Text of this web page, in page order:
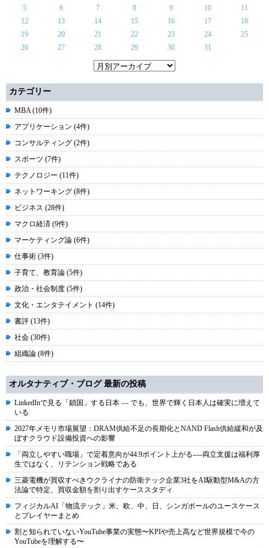
5
6 7 8 9 10
11
12
13 14 15 16 17
18
19
20 21 22 23 24
25
26
27 28 29 30 31
カテゴリー
MBA (10件)
アプリケーション (4件)
コンサルティング (2件)
スポーツ (7件)
テクノロジー (11件)
ネットワーキング (8件)
ビジネス (28件)
マクロ経済 (9件)
マーケティング論 (6件)
仕事術 (3件)
子育て、教育論 (5件)
政治・社会制度 (5件)
文化・エンタテイメント (14件)
書評 (13件)
社会 (30件)
組織論 (8件)
オルタナティブ・ブログ 最新の投稿
LinkedInで見る「鎖国」する日本 ― でも、世界で輝く日本人は確実に増えて
いる
2027年メモリ市場展望：DRAM供給不足の長期化とNAND Flash供給緩和が及
ぼすクラウド設備投資への影響
「両立しやすい職場」で定着意向が44.9ポイント上がる----両立支援は福利厚
生ではなく、リテンション戦略である
三菱電機が買収すべきウクライナの防衛テック企業3社をAI駆動型M&Aの方
法論で特定、買収金額を割り出すケーススタディ
フィジカルAI「物流テック」米、欧、中、日、シンガポールのユースケース
とプレイヤーまとめ
割と知られていないYouTube事業の実態〜KPIや売上高など世界規模で今の
YouTubeを理解する〜